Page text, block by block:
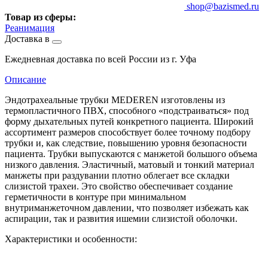
shop@bazismed.ru
Товар из сферы:
Реанимация
Доставка в
Ежедневная доставка по всей России из г. Уфа
Описание
Эндотрахеальные трубки MEDEREN изготовлены из
термопластичного ПВХ, способного «подстраиваться» под
форму дыхательных путей конкретного пациента. Широкий
ассортимент размеров способствует более точному подбору
трубки и, как следствие, повышению уровня безопасности
пациента. Трубки выпускаются с манжетой большого объема
низкого давления. Эластичный, матовый и тонкий материал
манжеты при раздувании плотно облегает все складки
слизистой трахеи. Это свойство обеспечивает создание
герметичности в контуре при минимальном
внутриманжеточном давлении, что позволяет избежать как
аспирации, так и развития ишемии слизистой оболочки.
Характеристики и особенности: